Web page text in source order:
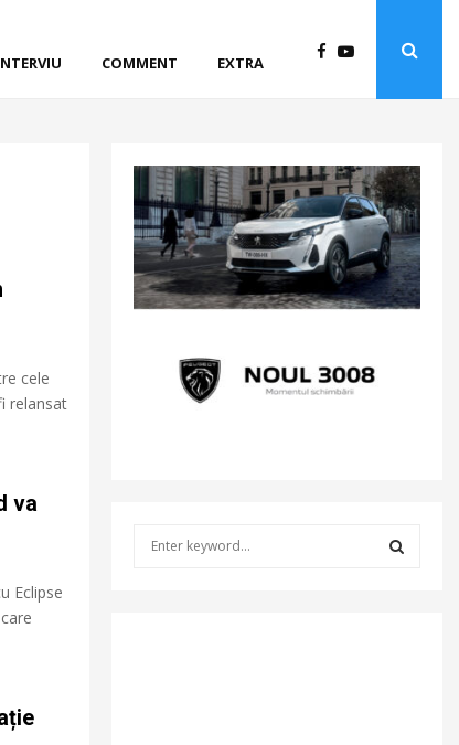
COMMENT EXTRA
cele
relansat
va
Eclipse